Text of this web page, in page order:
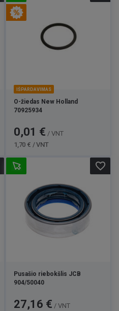
IŠPARDAVIMAS
O-žiedas New Holland
70925934
Kaina
0,01 € / VNT
1,70 € / VNT
Pusašio riebokšlis JCB
904/50040
Kaina
27,16 € / VNT
favorite_border